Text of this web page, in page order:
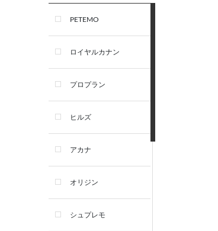
イ・ウェット）
犬ドライフード
犬ウェットフード
犬おやつ
PETEMO
ロイヤルカナン
プロプラン
ヒルズ
アカナ
オリジン
シュプレモ